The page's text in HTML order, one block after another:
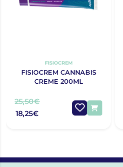
FISIOCREM
FISIOCREM CANNABIS
CREME 200ML
25,50€
18,25€